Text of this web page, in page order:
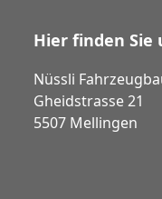
Hier finden Sie
Nüssli
Gheidstrasse 21
5507 Mellingen